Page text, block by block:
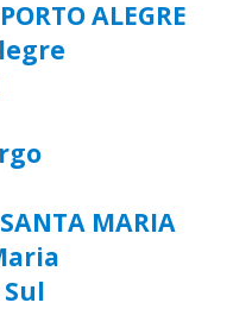
ALEGRE
MARIA